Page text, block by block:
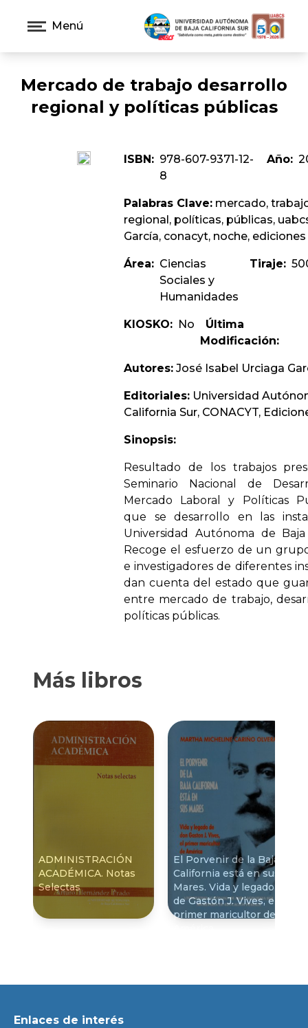
Menú
Mercado de trabajo desarrollo
regional y polí­ticas públicas
ISBN: 978-607-9371-12-
8
Año:
Palabras Clave: mercado,
regional, polí­ticas, públicas,
Garcí­a, conacyt, noche, ediciones
Área: Ciencias
Sociales y
Humanidades
Tiraje:
KIOSKO: No
Última
Modificación:
Autores: José Isabel Urciaga
Editoriales: Universidad
California Sur, CONACYT,
Sinopsis:
Resultado de los trabajos
Seminario Nacional de
Mercado Laboral y Políticas
que se desarrollo en las
Universidad Autónoma de
Recoge el esfuerzo de un
e investigadores de diferentes
dan cuenta del estado que
entre mercado de trabajo,
políticas públicas.
Más libros
ADMINISTRACIÓN
ACADÉMICA. Notas
Selectas
El Porvenir de la Baja
California está en sus
Mares. Vida y legado
de Gastón J. Vives, el
primer maricultor de
Enlaces de interés